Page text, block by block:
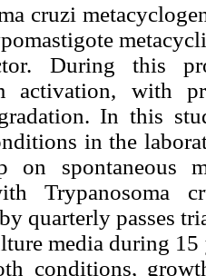
cruzi
During this
activation, with
In this
in the
on spontaneous
Trypanosoma
quarterly passes
media during
conditions,